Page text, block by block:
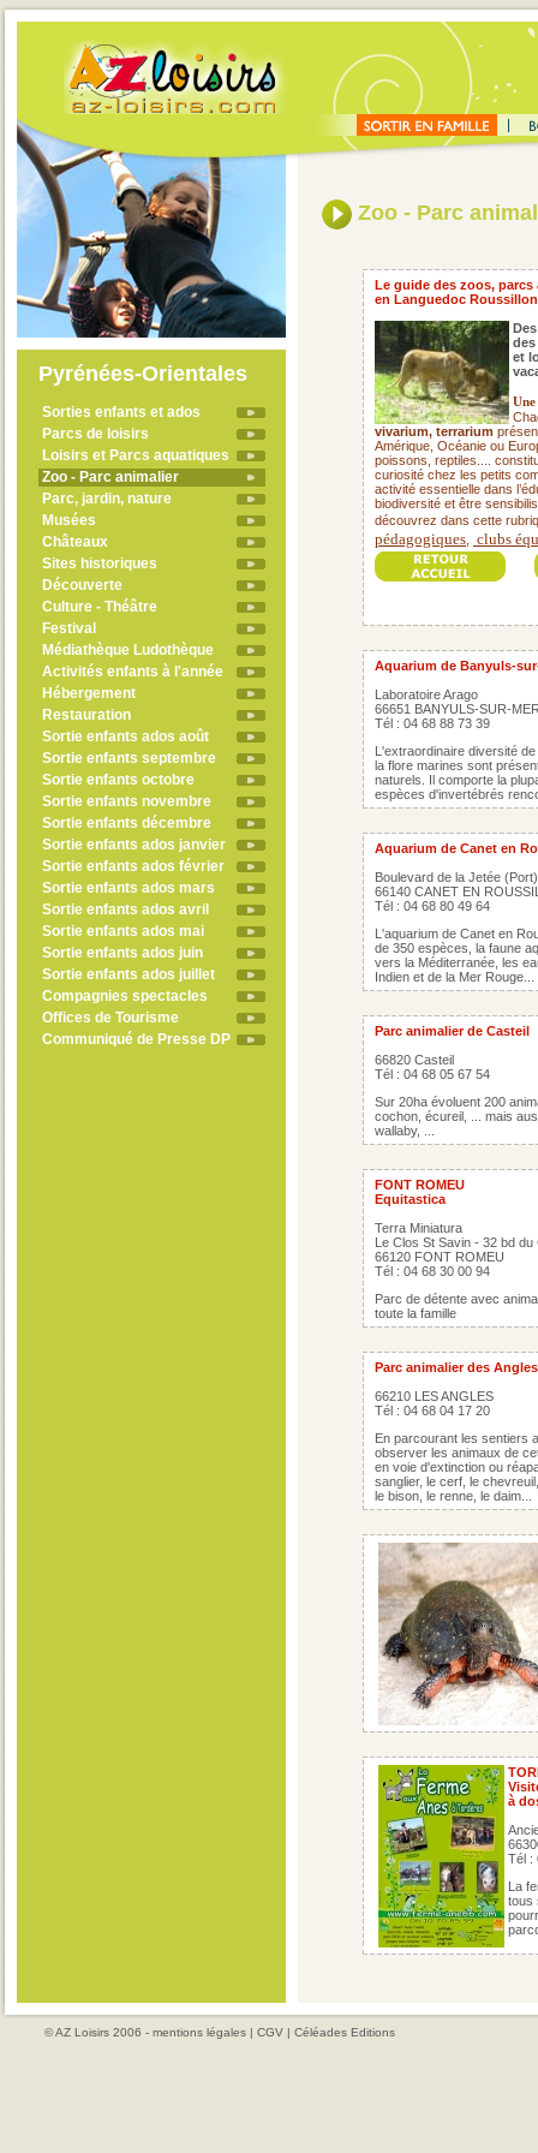
Pyrénées-Orientales
Sorties enfants et ados
Parcs de loisirs
Loisirs et Parcs aquatiques
Zoo - Parc animalier
Parc, jardin, nature
Musées
Châteaux
Sites historiques
Découverte
Culture - Théâtre
Festival
Médiathèque Ludothèque
Activités enfants à l'année
Hébergement
Restauration
Sortie enfants ados août
Sortie enfants septembre
Sortie enfants octobre
Sortie enfants novembre
Sortie enfants décembre
Sortie enfants ados janvier
Sortie enfants ados février
Sortie enfants ados mars
Sortie enfants ados avril
Sortie enfants ados mai
Sortie enfants ados juin
Sortie enfants ados juillet
Compagnies spectacles
Offices de Tourisme
Communiqué de Presse DP
Zoo - Parc
Le guide des zoos,
en Languedoc Roussillon
et
vivarium, terrarium
Amérique, Océanie ou
poissons, reptiles....
curiosité chez les petits
activité essentielle dans
biodiversité et être
découvrez dans cette
pédagogiques clubs
Aquarium de Banyuls-
Laboratoire Arago
66651 BANYULS-SUR-
Tél : 04 68 88 73 39
L'extraordinaire diversité
la flore marines sont
naturels. Il comporte la
espèces d'invertébrés
Aquarium de Canet en
Boulevard de la Jetée (Port)
66140 CANET EN
Tél : 04 68 80 49 64
L'aquarium de Canet en
de 350 espèces, la faune
vers la Méditerranée, les
Indien et de la Mer Rouge...
Parc animalier de Casteil
66820 Casteil
Tél : 04 68 05 67 54
Sur 20ha évoluent 200
cochon, écureil, ... mais
wallaby, ...
FONT ROMEU
Equitastica
Terra Miniatura
Le Clos St Savin - 32 bd du
66120 FONT ROMEU
Tél : 04 68 30 00 94
Parc de détente avec
toute la famille
Parc animalier des Angles
66210 LES ANGLES
Tél : 04 68 04 17 20
En parcourant les sentiers
observer les animaux de
en voie d'extinction ou
sanglier, le cerf, le
le bison, le renne, le daim...
à
Tél :
La
tous
© AZ Loisirs 2006 - mentions légales | CGV | Céléades Editions